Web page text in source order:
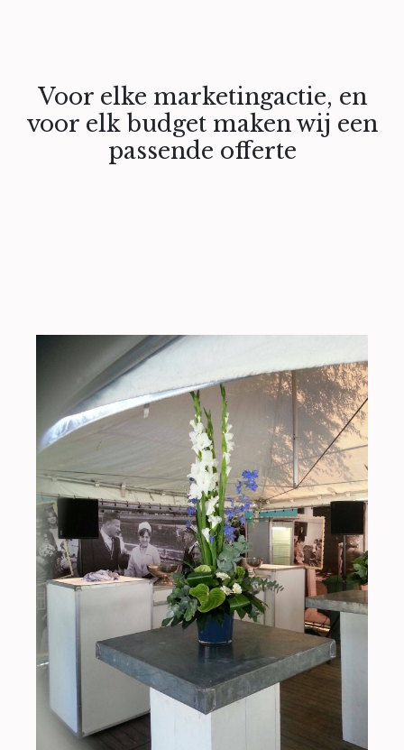
Voor elke marketingactie, en
voor elk budget maken wij een
passende offerte